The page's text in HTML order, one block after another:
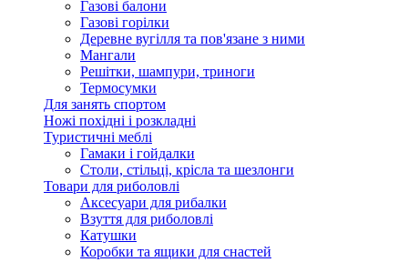
Газові балони
Газові горілки
Деревне вугілля та пов'язане з ними
Мангали
Решітки, шампури, триноги
Термосумки
Для занять спортом
Ножі похідні і розкладні
Туристичні меблі
Гамаки і гойдалки
Столи, стільці, крісла та шезлонги
Товари для риболовлі
Аксесуари для рибалки
Взуття для риболовлі
Катушки
Коробки та ящики для снастей